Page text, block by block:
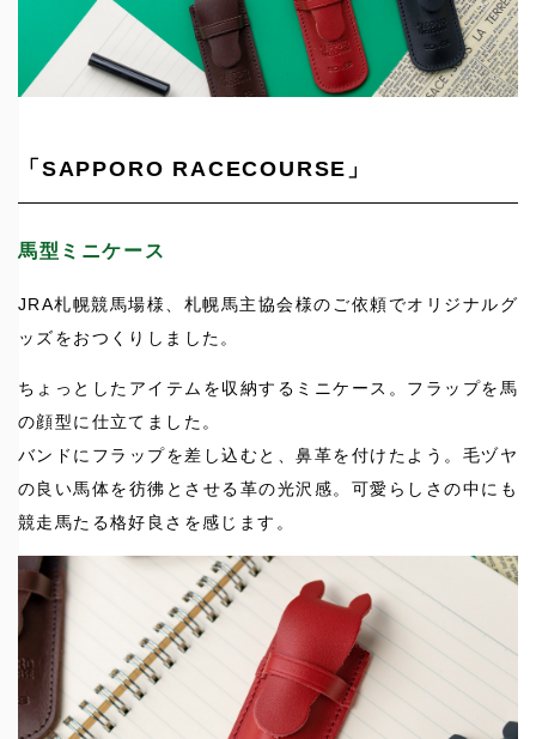
「SAPPORO RACECOURSE」
馬型ミニケース
JRA札幌競馬場様、札幌馬主協会様のご依頼でオリジナルグ
ッズをおつくりしました。
ちょっとしたアイテムを収納するミニケース。フラップを馬
の顔型に仕立てました。
バンドにフラップを差し込むと、鼻革を付けたよう。毛ヅヤ
の良い馬体を彷彿とさせる革の光沢感。可愛らしさの中にも
競走馬たる格好良さを感じます。